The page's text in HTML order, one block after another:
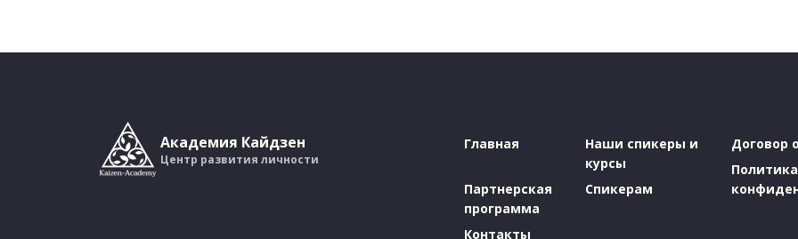
Академия Кайдзен
Центр развития личности
Главная
Наши спикеры и
курсы
Партнерская
программа
Спикерам
Контакты
Договор
Политика